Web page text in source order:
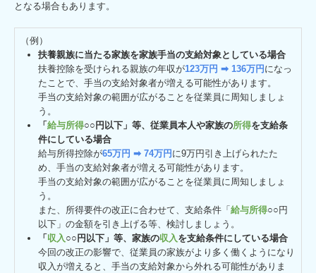
となる場合もあります。
（例）
扶養親族に当たる家族を家族手当の支給対象としている場合
扶養控除を受けられる親族の年収が123万円 ➡ 136万円 になっ
たことで、手当の支給対象者が増える可能性があります。
手当の支給対象の範囲が広がることを従業員に周知しましょ
う。
「 給与所得○○円以下」等、従業員本人や家族の所得を支給条
件にしている場合
給与所得控除が65万円 ➡ 74万円 に9万円引き上げられたた
め、手当の支給対象者が増える可能性があります。
手当の支給対象の範囲が広がることを従業員に周知しましょ
う。
また、所得要件の改正に合わせて、支給条件「 給与所得○○円
以下」の金額を引き上げる等、検討しましょう。
「 収入○○円以下」等、家族の収入を支給条件にしている場合
今回の改正の影響で、従業員の家族がより多く働くようになり
収入が増えると、手当の支給対象から外れる可能性がありま